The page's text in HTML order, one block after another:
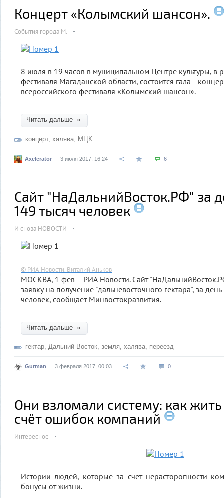
Концерт «Колымский шансон».
События города М.
8 июля в 19 часов в муниципальном Центре культуры, в
фестиваля Магаданской области, состоится гала
всероссийского фестиваля «Колымский шансон».
Читать дальше »
концерт, халява, МЦК
Axelerator 3 июля 2017, 16:24 6
Сайт "НаДальнийВосток.РФ" за
149 тысяч человек
И снова НОВОСТИ
© РИА Новости. Виталий Аньков
МОСКВА, 1 фев – РИА Новости. Сайт
заявку на получение "дальневосточного гектара", за
человек, сообщает Минвостокразвития.
Читать дальше »
гектар, Дальний Восток, земля, халява, переезд
Gurman 3 февраля 2017, 00:03 0
Они взломали систему: как
счёт ошибок компаний
Интересное
Истории людей, которые за счёт нерасторопности
бонусы от жизни.